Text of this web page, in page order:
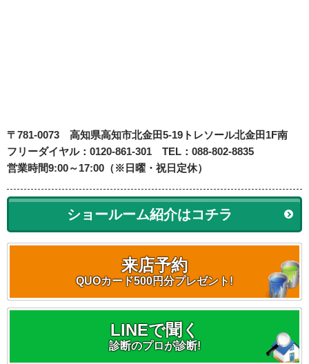
〒781-0073 高知県高知市北金田5-19 トレソール北金田1F南
フリーダイヤル：0120-861-301 TEL：088-802-8835
営業時間9:00～17:00（※日曜・祝日定休）
ショールーム紹介はコチラ
来店予約
QUOカード500円分プレゼント!
LINEで聞く
診断のプロが診断!